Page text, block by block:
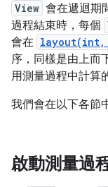
View 會在遞迴期
過程結束時，每個
會在
序，同樣是由上而
用測量過程中計算
我們會在以下各節
啟動測量過